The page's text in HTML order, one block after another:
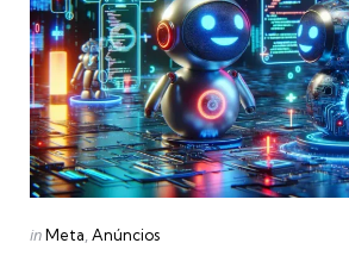
Categories
Posted
inMeta Anúncios